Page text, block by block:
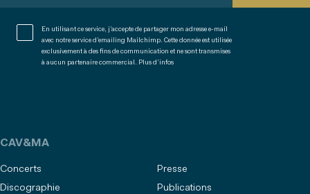
En utilisant ce service, j’accepte de partager mon adresse e-mail
avec notre service d’emailing Mailchimp. Cette donnée est utilisée
exclusivement à des fins de communication et ne sont transmises
à aucun partenaire commercial.
Plus d’infos
CAV&MA
Concerts
Presse
Discographie
Publications